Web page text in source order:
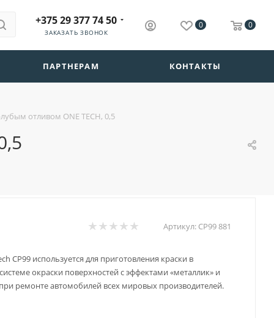
+375 29 377 74 50
ЗАКАЗАТЬ ЗВОНОК
0 0
ПАРТНЕРАМ КОНТАКТЫ
отливом ONE TECH, 0,5
Артикул: CP99 881
CP99 используется для приготовления краски в
окраски поверхностей с эффектами «металлик» и
ремонте автомобилей всех мировых производителей.